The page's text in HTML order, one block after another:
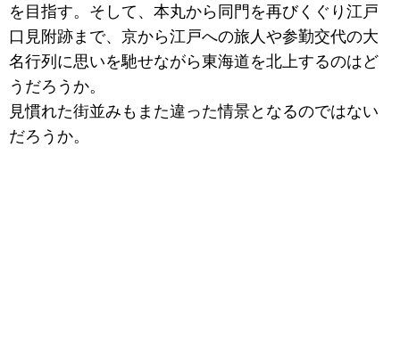
を目指す。そして、本丸から同門を再びくぐり江戸
口見附跡まで、京から江戸への旅人や参勤交代の大
名行列に思いを馳せながら東海道を北上するのはど
うだろうか。
見慣れた街並みもまた違った情景となるのではない
だろうか。